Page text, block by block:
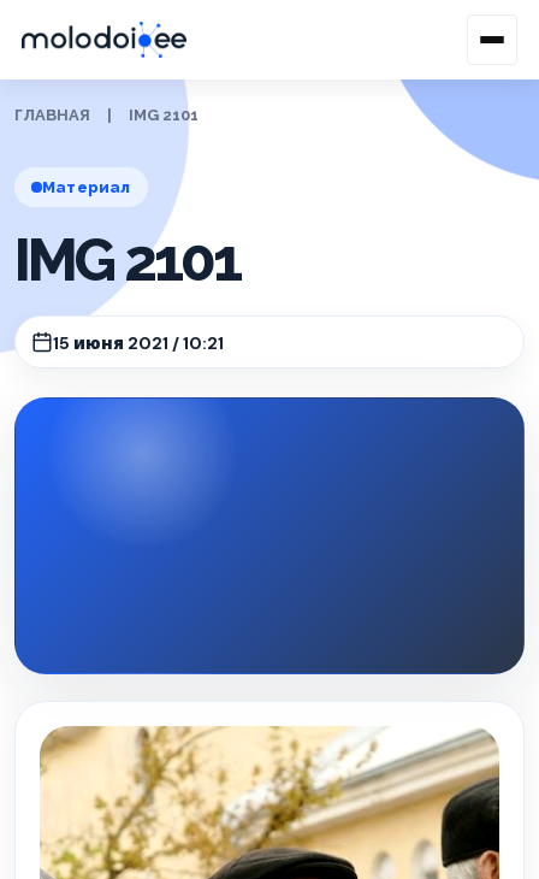
ГЛАВНАЯ IMG 2101
Материал
IMG 2101
15 июня 2021 / 10:21